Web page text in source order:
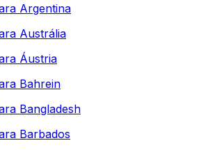
Argentina
Austrália
Áustria
Bahrein
Bangladesh
Barbados